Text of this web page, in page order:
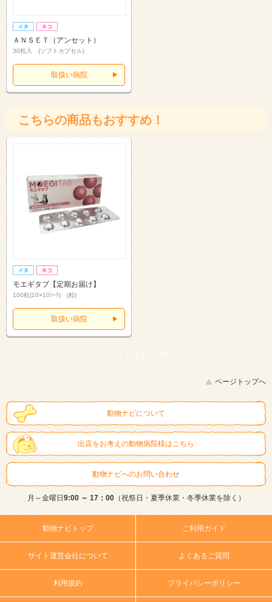
ＡＮＳＥＴ（アンセット）
30粒入 (ソフトカプセル)
取扱い病院
こちらの商品もおすすめ！
モエギタブ【定期お届け】
100粒(10×10ｼｰﾄ) (粒)
取扱い病院
スマートフォン | PC
ページトップへ
動物ナビについて
出店をお考えの動物病院様はこちら
動物ナビへのお問い合わせ
月～金曜日9:00 ～ 17：00（祝祭日・夏季休業・冬季休業を除く）
動物ナビトップ ご利用ガイド
サイト運営会社について よくあるご質問
利用規約 プライバシーポリシー